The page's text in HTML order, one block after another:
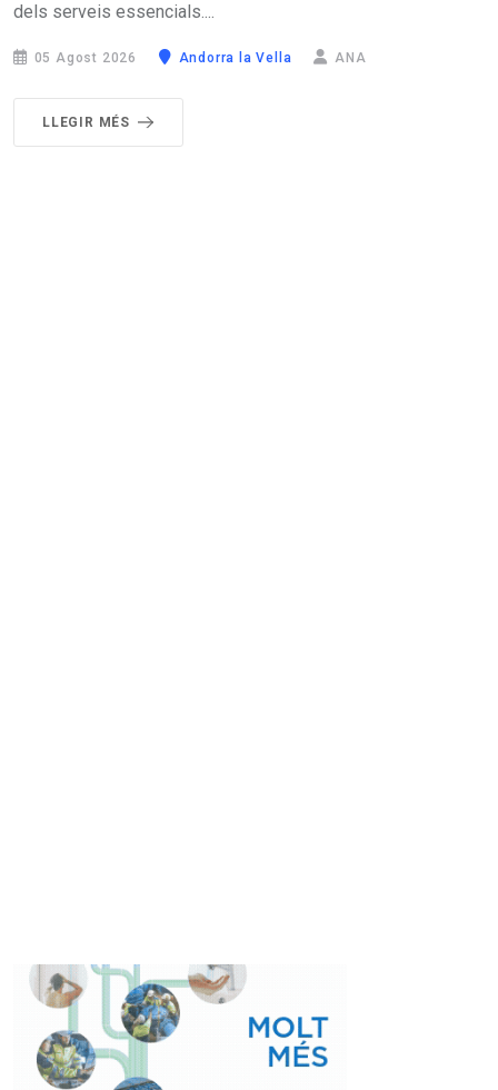
dels serveis essencials....
05 Agost 2026 Andorra la Vella ANA
LLEGIR MÉS